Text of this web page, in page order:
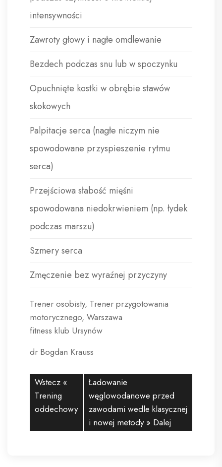
intensywności
Zawroty głowy i nagłe omdlewanie
Bezdech podczas snu lub w spoczynku
Opuchnięte kostki w obrębie stawów
skokowych
Palpitacje serca (nagłe niczym nie
spowodowane przyspieszenie rytmu
serca)
Przejściowa słabość mięśni
spowodowana niedokrwieniem (np. łydek
podczas marszu)
Szmery serca
Zmęczenie bez wyraźnej przyczyny
Trener osobisty, Trener przygotowania
motorycznego, Warszawa
fitness klub Ursynów
dr Bogdan Krauss
Wstecz «
Trening
oddechowy
Ładowanie
węglowodanowe przed
zawodami wedle klasycznej
i nowej metody» Dalej